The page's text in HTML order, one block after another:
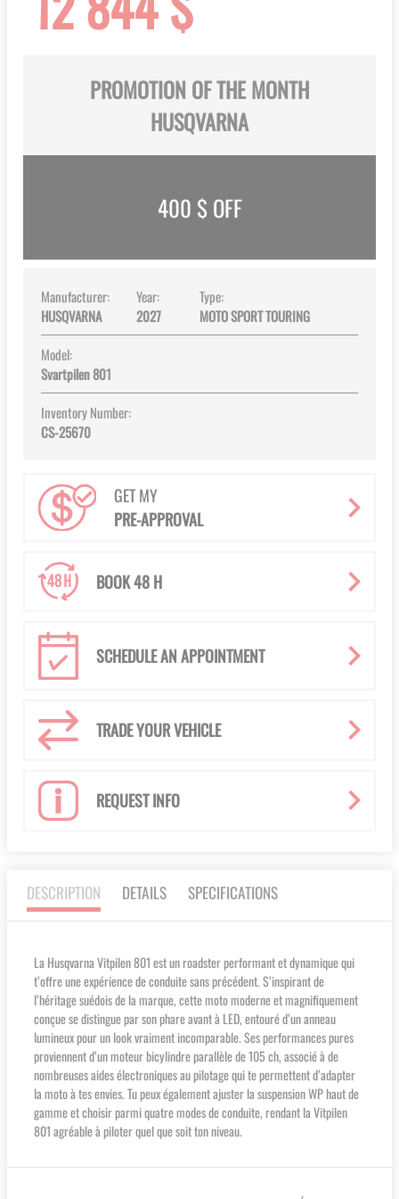
gallery
PROMOTION OF THE MONTH
HUSQVARNA
400 $ OFF
Manufacturer:
HUSQVARNA
Year:
2027
Type:
MOTO SPORT TOURING
Model:
Svartpilen 801
Inventory Number:
CS-25670
GET MY
PRE-APPROVAL
BOOK 48 H
SCHEDULE AN APPOINTMENT
TRADE YOUR VEHICLE
REQUEST INFO
DESCRIPTION DETAILS SPECIFICATIONS
La Husqvarna Vitpilen 801 est un roadster performant et dynamique qui
t’offre une expérience de conduite sans précédent. S’inspirant de
l’héritage suédois de la marque, cette moto moderne et magnifiquement
conçue se distingue par son phare avant à LED, entouré d’un anneau
lumineux pour un look vraiment incomparable. Ses performances pures
proviennent d’un moteur bicylindre parallèle de 105 ch, associé à de
nombreuses aides électroniques au pilotage qui te permettent d’adapter
la moto à tes envies. Tu peux également ajuster la suspension WP haut de
gamme et choisir parmi quatre modes de conduite, rendant la Vitpilen
801 agréable à piloter quel que soit ton niveau.